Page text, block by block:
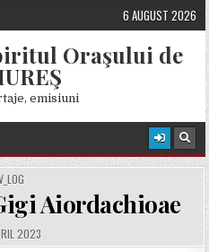
6 AUGUST 2026
Oraşului de
emisiuni
IN Aiordachioae
2023